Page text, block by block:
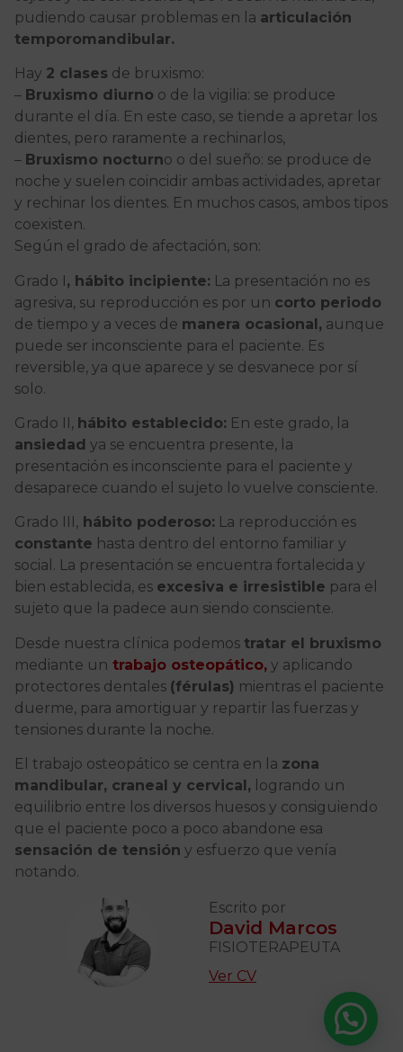
pudiendo causar problemas en la articulación
temporomandibular.
Hay 2 clases de bruxismo:
– Bruxismo diurno o de la vigilia: se produce
durante el día. En este caso, se tiende a apretar los
dientes, pero raramente a rechinarlos,
– Bruxismo nocturno o del sueño: se produce de
noche y suelen coincidir ambas actividades, apretar
y rechinar los dientes. En muchos casos, ambos tipos
coexisten.
Según el grado de afectación, son:
Grado I, hábito incipiente: La presentación no es
agresiva, su reproducción es por un corto periodo
de tiempo y a veces de manera ocasional, aunque
puede ser inconsciente para el paciente. Es
reversible, ya que aparece y se desvanece por sí
solo.
Grado II, hábito establecido: En este grado, la
ansiedad ya se encuentra presente, la
presentación es inconsciente para el paciente y
desaparece cuando el sujeto lo vuelve consciente.
Grado III, hábito poderoso: La reproducción es
constante hasta dentro del entorno familiar y
social. La presentación se encuentra fortalecida y
bien establecida, es excesiva e irresistible para el
sujeto que la padece aun siendo consciente.
Desde nuestra clínica podemos tratar el bruxismo
mediante un trabajo osteopático, y aplicando
protectores dentales (férulas) mientras el paciente
duerme, para amortiguar y repartir las fuerzas y
tensiones durante la noche.
El trabajo osteopático se centra en la zona
mandibular, craneal y cervical, logrando un
equilibrio entre los diversos huesos y consiguiendo
que el paciente poco a poco abandone esa
sensación de tensión y esfuerzo que venía
notando.
Escrito por
David Marcos
FISIOTERAPEUTA
Ver CV